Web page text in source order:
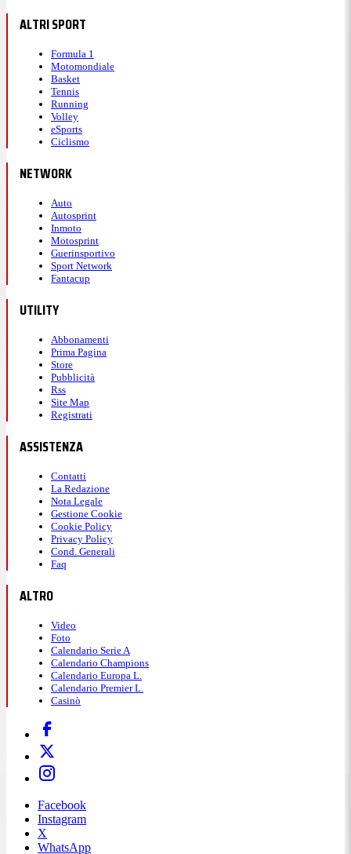
ALTRI SPORT
Formula 1
Motomondiale
Basket
Tennis
Running
Volley
eSports
Ciclismo
NETWORK
Auto
Autosprint
Inmoto
Motosprint
Guerinsportivo
Sport Network
Fantacup
UTILITY
Abbonamenti
Prima Pagina
Store
Pubblicità
Rss
Site Map
Registrati
ASSISTENZA
Contatti
La Redazione
Nota Legale
Gestione Cookie
Cookie Policy
Privacy Policy
Cond. Generali
Faq
ALTRO
Video
Foto
Calendario Serie A
Calendario Champions
Calendario Europa L.
Calendario Premier L.
Casinò
Facebook
Instagram
X
WhatsApp